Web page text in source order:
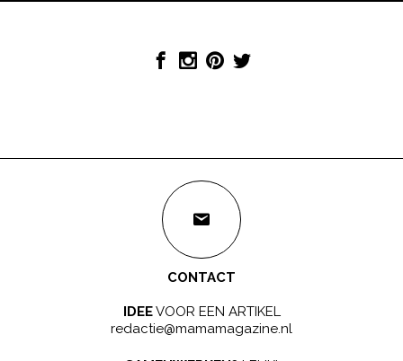
CONTACT
IDEEVOOR EEN ARTIKEL
redactie@mamamagazine.nl